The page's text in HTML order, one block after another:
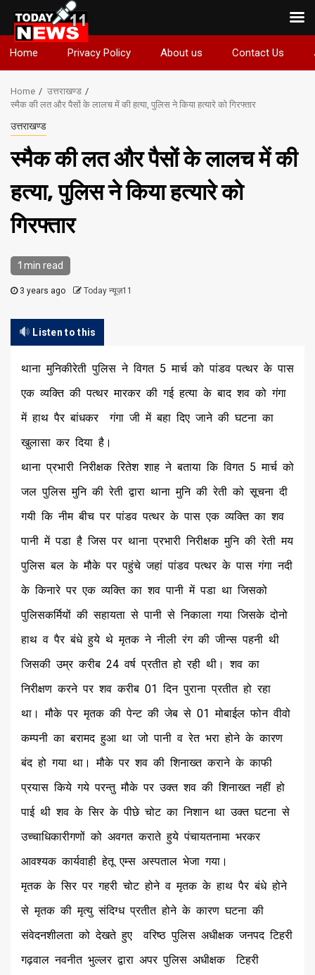
Skip
content
Home Privacy Policy About us Contact Us
Home
उत्तराखण्ड
स्मैक की लत और पैसों के लालच में की हत्या, पुलिस ने किया हत्यारे को गिरफ्तार
उत्तराखण्ड
स्मैक की लत और पैसों के लालच में की
हत्या, पुलिस ने किया हत्यारे को
गिरफ्तार
1 min read
3 years ago Today न्यूज़11
Listen to this
थाना मुनिकीरेती पुलिस ने विगत 5 मार्च को पांडव पत्थर के पास
एक व्यक्ति की पत्थर मारकर की गई हत्या के बाद शव को गंगा
में हाथ पैर बांधकर ‌‌‌‌‌‌‌‌‌‌‌‌‌‌‌‌‌‌‌‌ गंगा जी में ब‌‌‌‌हा दिए जाने की घटना का
खुलासा कर दिया है।
थाना प्रभारी निरीक्षक रितेश शाह ने बताया कि विगत 5 मार्च को
जल पुलिस मुनि की रेती द्वारा थाना मुनि की रेती को सूचना दी
गयी कि नीम बीच पर पांडव पत्थर के पास एक व्यक्ति का शव
पानी में पडा है जिस पर थाना प्रभारी निरीक्षक मुनि की रेती मय
पुलिस बल के मौके पर पहुंचे जहां पांडव पत्थर के पास गंगा नदी
के किनारे पर एक व्यक्ति का शव पानी में पडा था जिसको
पुलिसकर्मियों की सहायता से पानी से निकाला गया जिसके दोनो
हाथ व पैर बंधे हुये थे मृतक ने नीली रंग की जीन्स पहनी थी
जिसकी उम्र करीब 24 वर्ष प्रतीत हो रही थी। शव का
निरीक्षण करने पर शव करीब 01 दिन पुराना प्रतीत हो रहा
था। मौके पर मृतक की पेन्ट की जेब से 01 मोबाईल फोन वीवो
कम्पनी का बरामद हुआ था जो पानी व रेत भरा होने के कारण
बंद हो गया था। मौके पर शव की शिनाख्त कराने के काफी
प्रयास किये गये परन्तु मौके पर उक्त शव की शिनाख्त नहीं हो
पाई थी शव के सिर के पीछे चोट का निशान था उक्त घटना से
उच्चाधिकारीगणों को अवगत कराते हुये पंचायतनामा भरकर
आवश्यक कार्यवाही हेतू एम्स अस्पताल भेजा गया।
मृतक के सिर पर गहरी चोट होने व मृतक के हाथ पैर बंधे होने
से मृतक की मृत्यु संदिग्ध प्रतीत होने के कारण घटना की
संवेदनशीलता को देखते हुए वरिष्ठ पुलिस अधीक्षक जनपद टिहरी
गढ़वाल नवनीत भुल्लर द्वारा अपर पुलिस अधीक्षक टिहरी